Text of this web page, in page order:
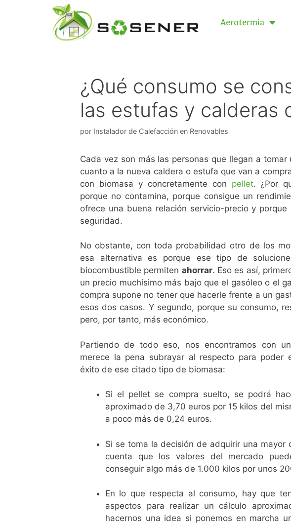
Aerotermia
¿Qué consumo se
las estufas y calderas
por Instalador de Calefacción en Renovables
Cada vez son más las personas que llegan a
cuanto a la nueva caldera o estufa que van a
con biomasa y concretamente con pellet. ¿Por
porque no contamina, porque consigue un
ofrece una buena relación servicio-precio y
seguridad.
No obstante, con toda probabilidad otro de los
esa alternativa es porque ese tipo de
biocombustible permiten ahorrar. Eso es así,
un precio muchísimo más bajo que el gasóleo o el
compra supone no tener que hacerle frente a un
esos dos casos. Y segundo, porque su consumo,
pero, por tanto, más económico.
Partiendo de todo eso, nos encontramos con
merece la pena subrayar al respecto para poder
éxito de ese citado tipo de biomasa:
Si el pellet se compra suelto, se podrá
aproximado de 3,70 euros por 15 kilos del
a poco más de 0,24 euros.
Si se toma la decisión de adquirir una mayor
cuenta que los valores del mercado
conseguir algo más de 1.000 kilos por unos
En lo que respecta al consumo, hay que
aspectos para realizar un cálculo
hacernos una idea si ponemos en marcha